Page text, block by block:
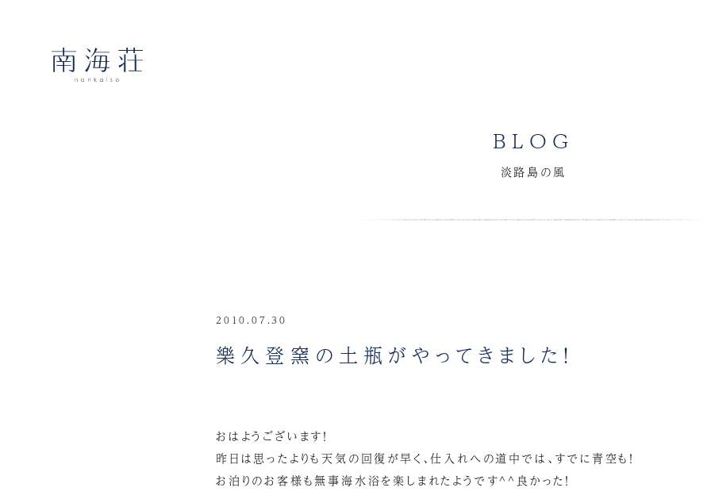
BLOG
淡路島の風
2010.07.30
樂久登窯の土瓶がやってきました！
おはようございます！
昨日は思ったよりも天気の回復が早く、仕入れへの道中では、すでに青空も！
お泊りのお客様も無事海水浴を楽しまれたようです^^良かった！